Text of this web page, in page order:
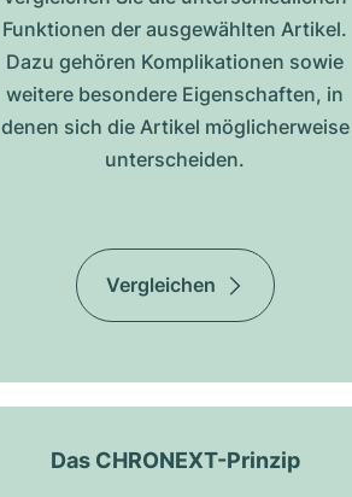
Funktionen der ausgewählten Artikel.
Dazu gehören Komplikationen sowie
weitere besondere Eigenschaften, in
denen sich die Artikel möglicherweise
unterscheiden.
Vergleichen
Das CHRONEXT-Prinzip